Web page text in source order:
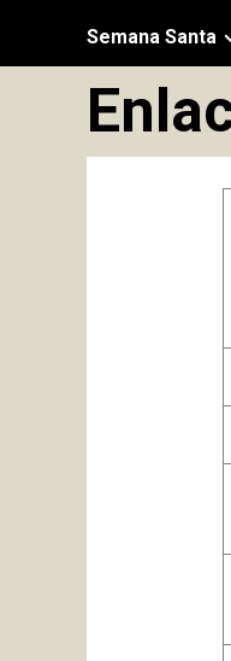
Semana Santa